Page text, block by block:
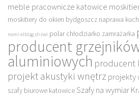
meble pracownicze katowice
moskitiery do okien bydgoszcz naprawa
nomi elbląg drzwi polar chłodziarko zamrażarka
producent
aluminiowych producent
projekt akustyki wnętrz projekty
szafy biurowe katowiceSzafy na wymiar